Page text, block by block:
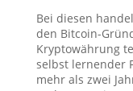
Bei diesen
den Bitcoin-
Kryptowährung
selbst lernender
mehr als zwei